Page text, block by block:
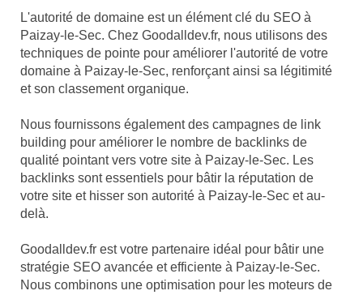
L'autorité de domaine est un élément clé du SEO à
Paizay-le-Sec. Chez Goodalldev.fr, nous utilisons des
techniques de pointe pour améliorer l'autorité de votre
domaine à Paizay-le-Sec, renforçant ainsi sa légitimité
et son classement organique.
Nous fournissons également des campagnes de link
building pour améliorer le nombre de backlinks de
qualité pointant vers votre site à Paizay-le-Sec. Les
backlinks sont essentiels pour bâtir la réputation de
votre site et hisser son autorité à Paizay-le-Sec et au-
delà.
Goodalldev.fr est votre partenaire idéal pour bâtir une
stratégie SEO avancée et efficiente à Paizay-le-Sec.
Nous combinons une optimisation pour les moteurs de